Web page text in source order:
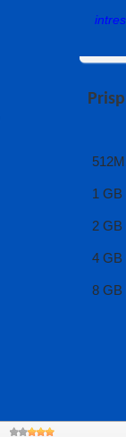
1 GB
2 GB
4 GB
8 GB